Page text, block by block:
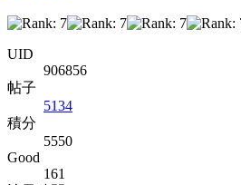
UID
906856
帖子
5134
積分
5550
Good
161